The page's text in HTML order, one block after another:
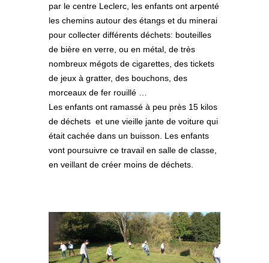
par le centre Leclerc, les enfants ont arpenté
les chemins autour des étangs et du minerai
pour collecter différents déchets: bouteilles
de bière en verre, ou en métal, de très
nombreux mégots de cigarettes, des tickets
de jeux à gratter, des bouchons, des
morceaux de fer rouillé …
Les enfants ont ramassé à peu près 15 kilos
de déchets et une vieille jante de voiture qui
était cachée dans un buisson. Les enfants
vont poursuivre ce travail en salle de classe,
en veillant de créer moins de déchets.